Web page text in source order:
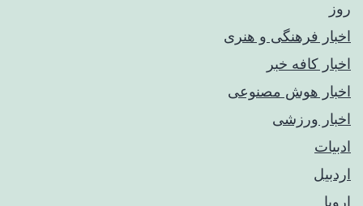
روز
اخبار فرهنگی و هنری
اخبار کافه خبر
اخبار هوش مصنوعی
اخبار ورزشی
ادبیات
اردبیل
اروپا